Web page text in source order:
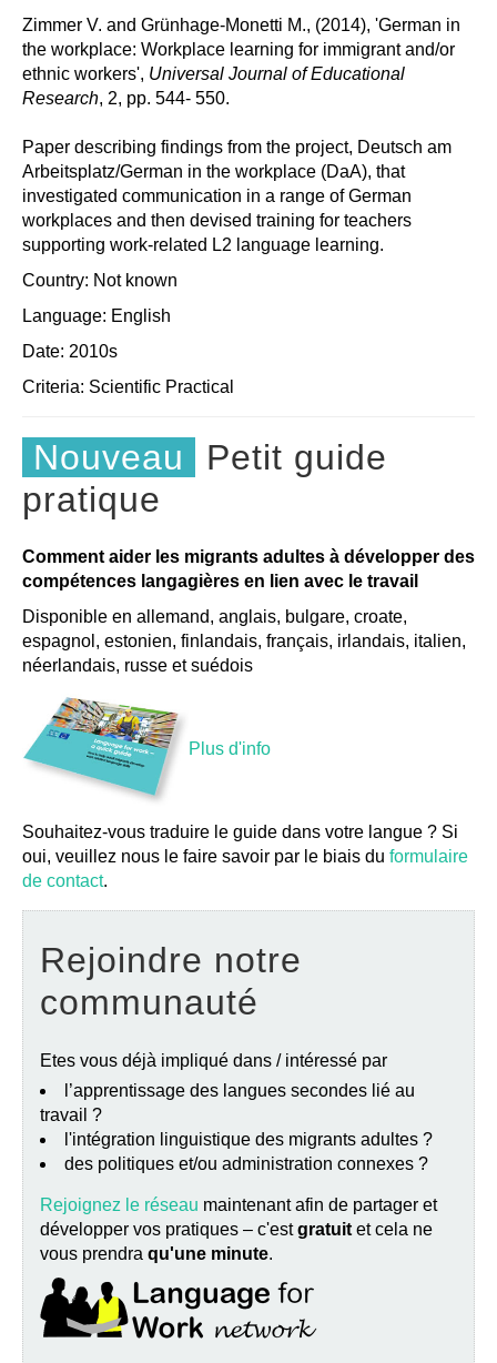
Zimmer V. and Grünhage-Monetti M., (2014), 'German in
the workplace: Workplace learning for immigrant and/or
ethnic workers', Universal Journal of Educational
Research, 2, pp. 544- 550.
Paper describing findings from the project, Deutsch am
Arbeitsplatz/German in the workplace (DaA), that
investigated communication in a range of German
workplaces and then devised training for teachers
supporting work-related L2 language learning.
Country: Not known
Language: English
Date: 2010s
Criteria: Scientific Practical
Nouveau
Petit guide
pratique
Comment aider les migrants adultes à développer des
compétences langagières en lien avec le travail
Disponible en allemand, anglais, bulgare, croate,
espagnol, estonien, finlandais, français, irlandais, italien,
néerlandais, russe et suédois
Plus d'info
Souhaitez-vous traduire le guide dans votre langue ? Si
oui, veuillez nous le faire savoir par le biais du formulaire
de contact.
Rejoindre notre
communauté
Etes vous déjà impliqué dans / intéressé par
l’apprentissage des langues secondes lié au
travail ?
l'intégration linguistique des migrants adultes ?
des politiques et/ou administration connexes ?
Rejoignez le réseau maintenant afin de partager et
développer vos pratiques – c'estgratuit et cela ne
vous prendra qu'une minute.